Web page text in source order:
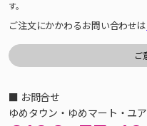
す。
ご注文にかかわるお問い合わせは
■ お問合せ
ゆめタウン・ゆめマート・ユ